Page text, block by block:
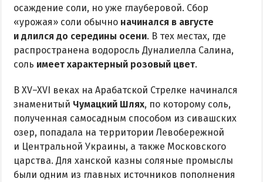
осаждение соли, но уже глауберовой. Сбор
«урожая» соли обычно начинался в августе
и длился до середины осени. В тех местах, где
распространена водоросль Дуналиелла Салина,
соль имеет характерный розовый цвет.
В XV–XVI веках на Арабатской Стрелке начинался
знаменитый Чумацкий Шлях, по которому соль,
полученная самосадным способом из сивашских
озер, попадала на территории Левобережной
и Центральной Украины, а также Московского
царства. Для ханской казны соляные промыслы
были одним из главных источников пополнения